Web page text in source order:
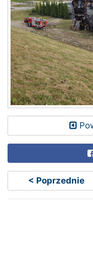
< Poprzednie